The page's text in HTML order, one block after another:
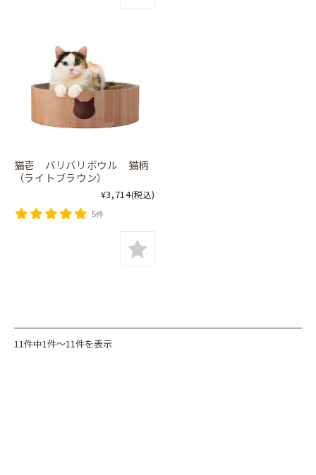
猫壱 バリバリボウル 猫柄
（ライトブラウン）
¥3,714(税込)
5件
11件中1件～11件を表示